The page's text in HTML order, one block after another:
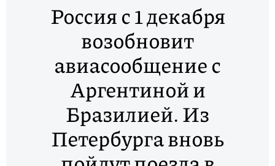
Россия с 1 декабря
возобновит
авиасообщение с
Аргентиной и
Бразилией. Из
Петербурга вновь